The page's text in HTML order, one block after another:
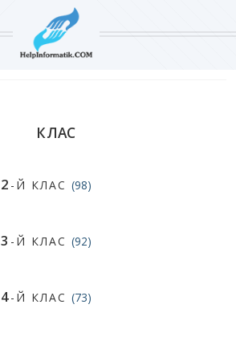
КЛАС
2 -Й КЛАС (98)
3 -Й КЛАС (92)
4-Й КЛАС (73)